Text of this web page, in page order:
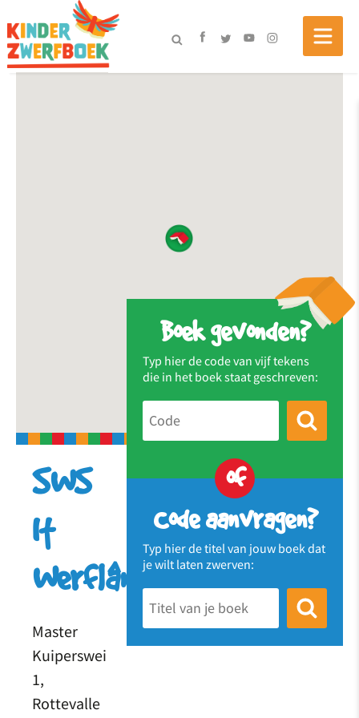
Boek gevonden?
Typ hier de code van vijf tekens
die in het boek staat geschreven:
of
Code aanvragen?
Typ hier de titel van jouw boek dat
je wilt laten zwerven:
SWS
It
Werflân
Master
Kuiperswei
1,
Rottevalle